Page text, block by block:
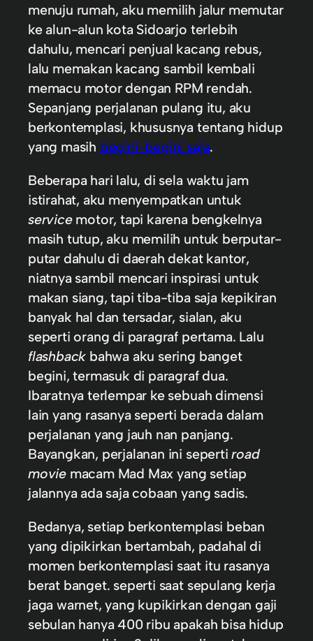
menuju rumah, aku memilih jalur memutar
ke alun-alun kota Sidoarjo terlebih
dahulu, mencari penjual kacang rebus,
lalu memakan kacang sambil kembali
memacu motor dengan RPM rendah.
Sepanjang perjalanan pulang itu, aku
berkontemplasi, khususnya tentang hidup
yang masih begini-begini saja.
Beberapa hari lalu, di sela waktu jam
istirahat, aku menyempatkan untuk
service motor, tapi karena bengkelnya
masih tutup, aku memilih untuk berputar-
putar dahulu di daerah dekat kantor,
niatnya sambil mencari inspirasi untuk
makan siang, tapi tiba-tiba saja kepikiran
banyak hal dan tersadar, sialan, aku
seperti orang di paragraf pertama. Lalu
flashback bahwa aku sering banget
begini, termasuk di paragraf dua.
Ibaratnya terlempar ke sebuah dimensi
lain yang rasanya seperti berada dalam
perjalanan yang jauh nan panjang.
Bayangkan, perjalanan ini sepertiroad
movie macam Mad Max yang setiap
jalannya ada saja cobaan yang sadis.
Bedanya, setiap berkontemplasi beban
yang dipikirkan bertambah, padahal di
momen berkontemplasi saat itu rasanya
berat banget. seperti saat sepulang kerja
jaga warnet, yang kupikirkan dengan gaji
sebulan hanya 400 ribu apakah bisa hidup